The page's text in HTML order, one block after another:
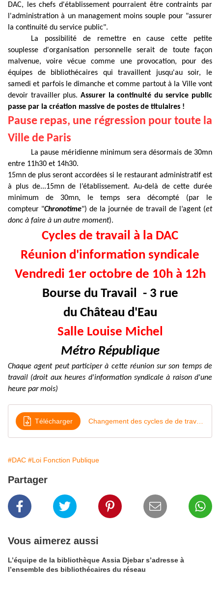
DAC, les chefs d'établissement pourraient être contraints par
l'administration à un management moins souple pour "assurer
la continuité du service public".
La possibilité de remettre en cause cette petite
souplesse d'organisation personnelle serait de toute façon
malvenue, voire vécue comme une provocation, pour des
équipes de bibliothécaires qui travaillent jusqu'au soir, le
samedi et parfois le dimanche et comme partout à la Ville vont
devoir travailler plus. Assurer la continuité du service public
passe par la création massive de postes de titulaires !
Pause repas, une régression pour toute la
Ville de Paris
La pause méridienne minimum sera désormais de 30mn
entre 11h30 et 14h30.
15mn de plus seront accordées si le restaurant administratif est
à plus de...15mn de l’établissement. Au-delà de cette durée
minimum de 30mn, le temps sera décompté (par le
compteur "Chronotime")de la journée de travail de l’agent (et
donc à faire à un autre moment).
Cycles de travail à la DAC
Réunion d'information syndicale
Vendredi 1er octobre de 10h à 12h
Bourse du Travail - 3 rue
du Château d'Eau
Salle Louise Michel
Métro République
Chaque agent peut participer à cette réunion sur son temps de
travail (droit aux heures d'information syndicale à raison d'une
heure par mois)
Télécharger
#DAC #Loi Fonction Publique
Partager
Vous aimerez aussi
L’équipe de la bibliothèque Assia Djebar s’adresse à
l’ensemble des bibliothécaires du réseau